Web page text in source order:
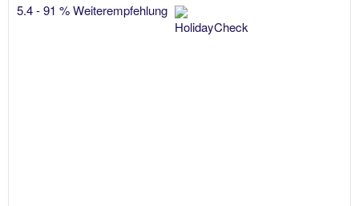
5.4 - 91 % Weiterempfehlung